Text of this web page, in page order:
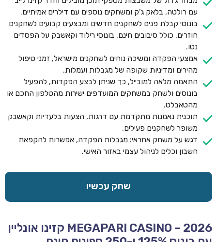
עם רולטה, בלאק ג'ק ומשחקים נוספים עם דילרים אמיתיים.
בונוסי קבלת פנים לשחקנים חדשים ומבצעים קבועים לשחקנים
חוזרים, כולל סיבובים חינם, בונוסי רילוד וקאשבק על הפסדים
נטו.
אמצעי הפקדה ומשיכה נוחים לשחקנים מישראל, זמני טיפול
מהירים ומדיניות שקופה של מגבלות ועמלות.
התאמה מלאה למובייל, כך שניתן לבצע הפקדות, להפעיל
בונוסים ולשחק במשחקים המועדפים ישירות מהטלפון החכם או
מהטאבלט.
תוכנית נאמנות מתקדמת עם דרגות, הצעות בלעדיות וקאשבק
משופר לשחקנים פעילים.
דגש על משחק אחראי: מגבלות הפקדה, אפשרות להקפאת
חשבון וכלים לניהול עצמי באזור האישי.
שחק עכשיו
MEGAPARI CASINO – 2026 קזינו אונליין